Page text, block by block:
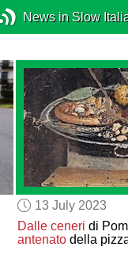
News in Slow
13 July 2023
Dalle ceneri di
antenatodella